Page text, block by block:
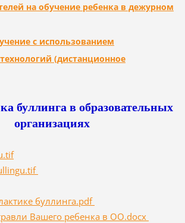
на обучение ребенка в дежурном
с использованием
(дистанционное
буллинга в образовательных
организациях
буллинга.pdf
Вашего ребенка в ОО.docx